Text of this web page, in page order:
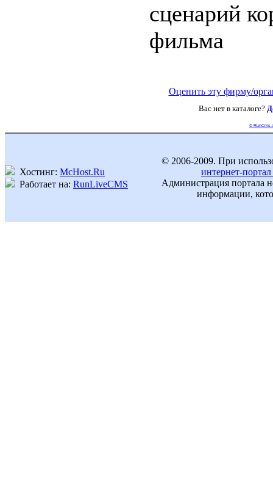
сценарий
фильма
Оценить эту фирму/
Вас нет в каталоге?
©
Хостинг: McHost.Ru
Работает на: RunLiveCMS
© 2006-2009. При
интернет-
Администрация портала
информации,